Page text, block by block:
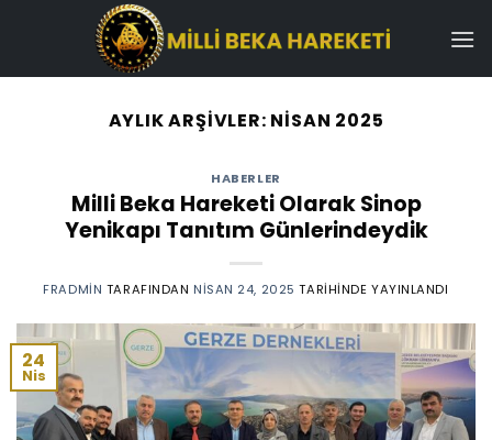
AYLIK ARŞIVLER: NISAN 2025
HABERLER
Milli Beka Hareketi Olarak Sinop
Yenikapı Tanıtım Günlerindeydik
FRADMIN TARAFINDAN NISAN 24, 2025 TARIHINDE YAYINLANDI
24
Nis